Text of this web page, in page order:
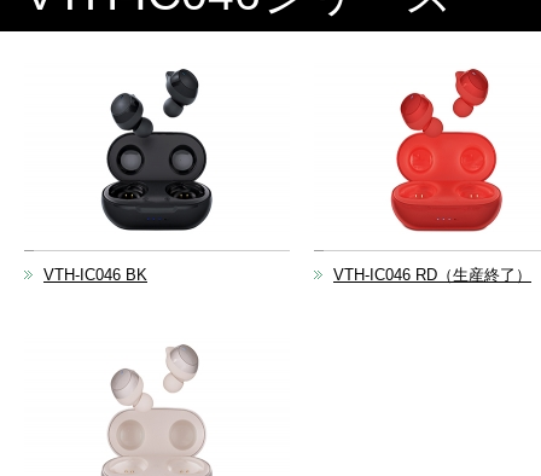
VTH-IC046 BK VTH-IC046 RD（生産終了）